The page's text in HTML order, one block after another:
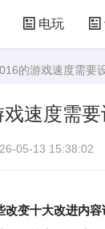
电玩
戏 娃娃机
的游戏速度需要
速度需
05-13 15:38:02
改变十大改进内